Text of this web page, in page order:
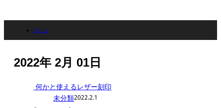
ホーム
2022年 2月 01日
何かと使えるレザー刻印
未分類2022.2.1